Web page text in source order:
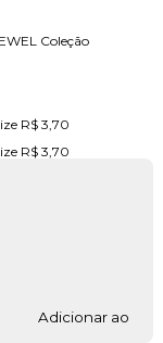
Coleção
R$ 3,70
R$ 3,70
Adicionar ao